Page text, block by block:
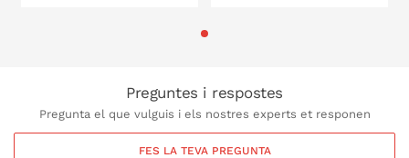
Preguntes i respostes
Pregunta el que vulguis i els nostres experts et responen
FES LA TEVA PREGUNTA